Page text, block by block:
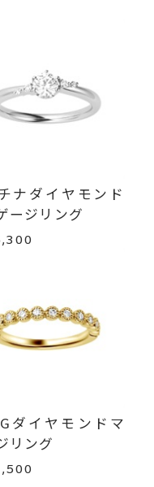
おります。
上は±2まで可、
で可
ージリング)
ーン 可
は、5文字まで。
、16文字まで刻印
文字タイプB、文字
びいただけま
さまは、お問い合
い。
返品・交換・返金
が発生した商品
した商品
ている場合
りますが、万が一
お品と異なる場合
連絡ください。
負担いたしますの
。
ナダイヤモンド
ージリング
ダイヤモンドマ
リング